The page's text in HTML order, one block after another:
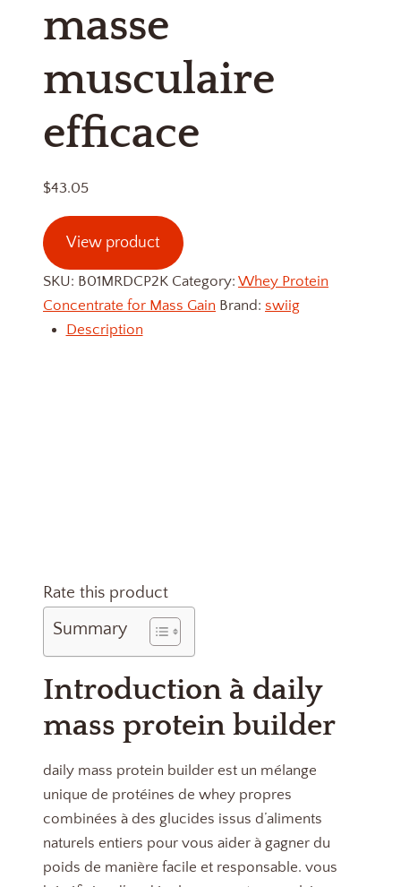
masse
musculaire
efficace
$43.05
View product
SKU: B01MRDCP2K Category: Whey Protein
Concentrate for Mass Gain Brand: swiig
Description
Rate this product
Summary
Introduction à daily
mass protein builder
daily mass protein builder est un mélange
unique de protéines de whey propres
combinées à des glucides issus d’aliments
naturels entiers pour vous aider à gagner du
poids de manière facile et responsable. vous